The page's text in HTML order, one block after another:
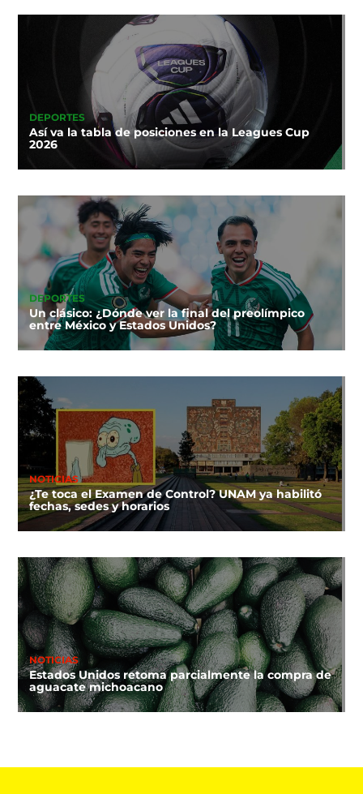
DEPORTES
Así va la tabla de posiciones en la Leagues Cup
2026
DEPORTES
Un clásico: ¿Dónde ver la final del preolímpico
entre México y Estados Unidos?
NOTICIAS
¿Te toca el Examen de Control? UNAM ya habilitó
fechas, sedes y horarios
NOTICIAS
Estados Unidos retoma parcialmente la compra de
aguacate michoacano